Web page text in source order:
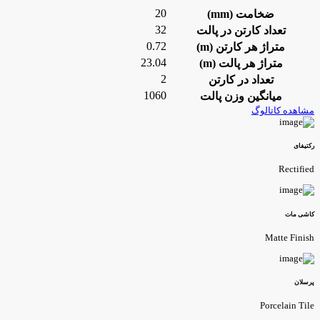
ضخامت (mm)
20
تعداد کارتن در پالت
32
متراژ هر کارتن (m)
0.72
متراژ هر پالت (m)
23.04
تعداد در کارتن
میانگین وزن پالت
1060
کاتالوگ
مات
Matte
Porcelain